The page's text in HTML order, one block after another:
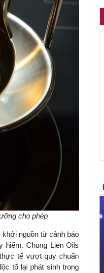
cho phép
nguồn từ cảnh báo
hiểm. Chung Lien Oils
tế vượt quy chuẩn
tố lại phát sinh trong